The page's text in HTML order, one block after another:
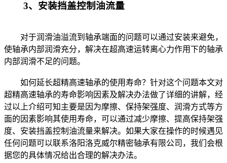
3、安装挡盖控制油流量
对于润滑油溢流到轴承端面的问题可以通过安装来避免，
使轴承内部润滑充分，解决在超高速运转离心力作用下的轴承
内部润滑不足的问题。
如何延长超精高速轴承的使用寿命？针对这个问题本文对
超精高速轴承的寿命影响因素及解决办法做了详细的讲解，经
过以上介绍可知主要是因为摩擦、保持架强度、润滑方式等方
面的因素影响其使用寿命，可以通过减少摩擦、提高保持架强
度、安装挡盖控制油流量来解决。如果大家在操作的时候遇见
任何问题可以联系洛阳洛克威尔精密轴承有限公司，我们会根
据您的具体情况给出合理的解决办法。